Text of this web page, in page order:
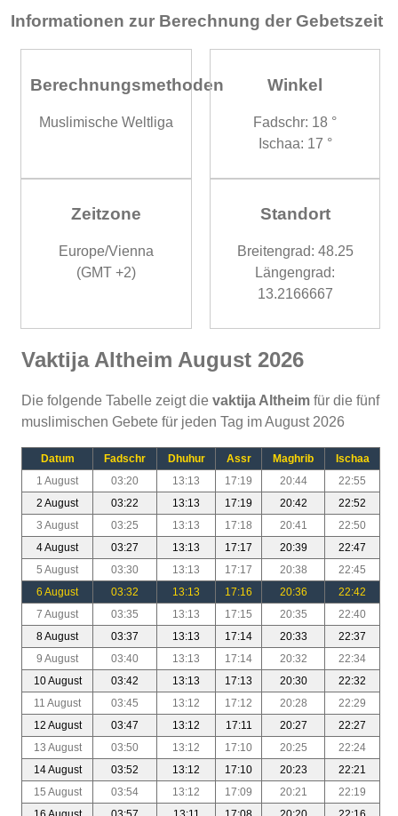
Informationen zur Berechnung der Gebetszeit
Berechnungsmethoden
Muslimische Weltliga
Winkel
Fadschr: 18 °
Ischaa: 17 °
Zeitzone
Europe/Vienna
(GMT +2)
Standort
Breitengrad: 48.25
Längengrad:
13.2166667
Vaktija Altheim August 2026
Die folgende Tabelle zeigt die vaktija Altheim für die fünf
muslimischen Gebete für jeden Tag im August 2026
Datum Fadschr Dhuhur Assr Maghrib
Ischaa
1 August
03:20 13:13 17:19 20:44
22:55
2 August
03:22 13:13 17:19 20:42
22:52
3 August
03:25 13:13 17:18 20:41
22:50
4 August
03:27 13:13 17:17 20:39
22:47
5 August
03:30 13:13 17:17 20:38
22:45
6 August
03:32 13:13 17:16 20:36
22:42
7 August
03:35 13:13 17:15 20:35
22:40
8 August
03:37 13:13 17:14 20:33
22:37
9 August
03:40 13:13 17:14 20:32
22:34
10 August
03:42 13:13 17:13 20:30
22:32
11 August
03:45 13:12 17:12 20:28
22:29
12 August
03:47 13:12 17:11 20:27
22:27
13 August
03:50 13:12 17:10 20:25
22:24
14 August
03:52 13:12 17:10 20:23
22:21
15 August
03:54 13:12 17:09 20:21
22:19